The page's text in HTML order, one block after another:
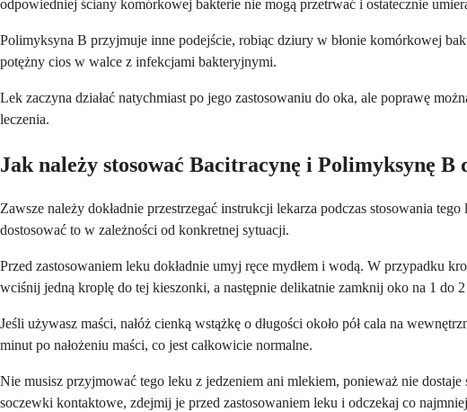
odpowiedniej ściany komórkowej bakterie nie mogą przetrwać i ostatecznie
Polimyksyna B przyjmuje inne podejście, robiąc dziury w błonie komórkowej
potężny cios w walce z infekcjami bakteryjnymi.
Lek zaczyna działać natychmiast po jego zastosowaniu do oka, ale poprawę
leczenia.
Jak należy stosować Bacitracynę i Polimyksynę B
Zawsze należy dokładnie przestrzegać instrukcji lekarza podczas stosowania
dostosować to w zależności od konkretnej sytuacji.
Przed zastosowaniem leku dokładnie umyj ręce mydłem i wodą. W przypadku
wciśnij jedną kroplę do tej kieszonki, a następnie delikatnie zamknij oko na 1 do
Jeśli używasz maści, nałóż cienką wstążkę o długości około pół cala na
minut po nałożeniu maści, co jest całkowicie normalne.
Nie musisz przyjmować tego leku z jedzeniem ani mlekiem, ponieważ nie
soczewki kontaktowe, zdejmij je przed zastosowaniem leku i odczekaj co